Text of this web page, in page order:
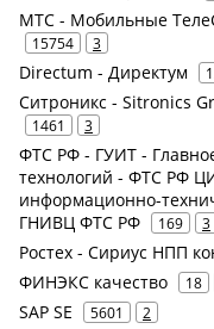
МТС - Мобильные
15754 3
Directum - Директум
Ситроникс - Sitronics
1461 3
ФТС РФ - ГУИТ -
технологий - ФТС РФ
информационно-
ГНИВЦ ФТС РФ
169 3
Ростех - Сириус НПП
ФИНЭКС качество 18
SAP SE 5601 2